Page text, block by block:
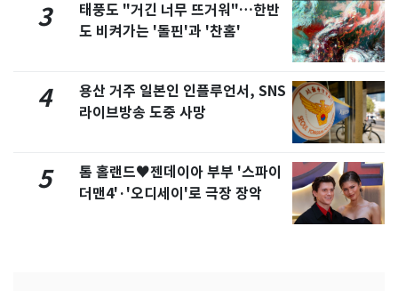
3
태풍도 "거긴 너무 뜨거워"…한반
도 비켜가는 '돌핀'과 '찬홈'
4
용산 거주 일본인 인플루언서, SNS
라이브방송 도중 사망
5
톰 홀랜드♥젠데이아 부부 '스파이
더맨4'·'오디세이'로 극장 장악